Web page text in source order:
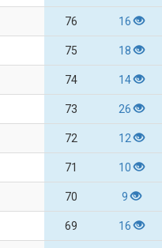
76 16
75 18
74 14
73 26
72 12
71 10
70 9
69 16